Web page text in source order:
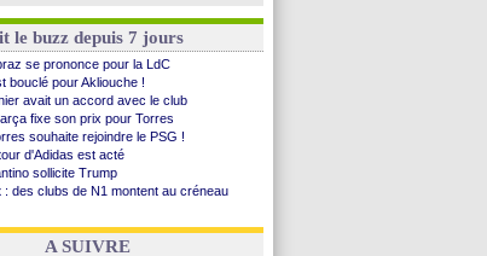
le buzz depuis 7 jours
se prononce pour la LdC
bouclé pour Akliouche !
avait un accord avec le club
fixe son prix pour Torres
souhaite rejoindre le PSG !
d'Adidas est acté
sollicite Trump
: des clubs de N1 montent au créneau
de Leipzig pour Diomandé
A SUIVRE